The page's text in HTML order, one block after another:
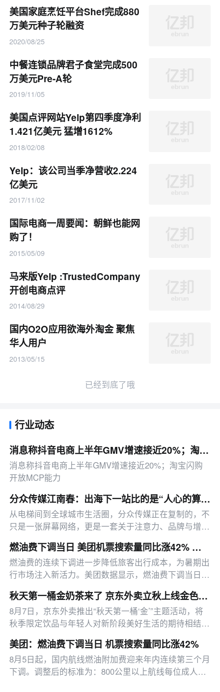
美国家庭烹饪平台Shef完成880
万美元种子轮融资
2020/08/25
中餐连锁品牌君子食堂完成500
万美元Pre-A轮
2019/11/05
美国点评网站Yelp第四季度净利
1.421亿美元 猛增1612%
2018/02/08
Yelp：该公司当季净营收2.224
亿美元
2017/11/02
国际电商一周要闻：朝鲜也能网
购了！
2015/05/09
马来版Yelp :TrustedCompany
开创电商点评
2014/08/29
国内O2O应用欲海外淘金 聚焦
华人用户
2013/05/15
已经到底了哦
行业动态
消息称抖音电商上半年GMV增速接近20%；淘宝闪购开放MCP能力丨零售电商周报
消息称抖音电商上半年GMV增速接近20%；淘宝闪购
开放MCP能力
分众传媒江南春：出海下一站比的是“人心的算法”
从电梯间到全球城市生活圈，分众传媒正在复制的，不
只是一张屏幕网络，更是一套关于注意力、品牌与增长
燃油费下调当日 美团机票搜索量同比涨42% 京沪航线最热
燃油费的连续下调进一步降低旅客出行成本，为暑期出
行市场注入新活力。美团数据显示，燃油费下调当日，
深圳、上海等地市民游客出行热度最高。
秋天第一桶金奶茶来了 京东外卖立秋上线金色饮品专区 把好运装进奶茶杯
8月7日，京东外卖推出“秋天第一桶‘金’”主题活动，将
秋季限定饮品与年轻人对新阶段美好生活的期待相结
美团：燃油费下调当日 机票搜索量同比涨42%
8月5日起，国内航线燃油附加费迎来年内连续第三个月
下调。调整后的标准为：800公里以上航线每位成人旅